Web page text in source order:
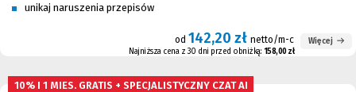
unikaj naruszenia przepisów
od 142,20 zł netto/m-c
Najniższa cena z 30 dni przed obniżką: 158,00 zł
Więcej
10% I 1 MIES. GRATIS + SPECJALISTYCZNY CZAT AI